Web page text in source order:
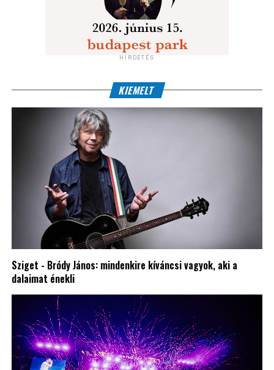
HIRDETÉS
KIEMELT
Sziget - Bródy János: mindenkire kíváncsi vagyok, aki a
dalaimat énekli